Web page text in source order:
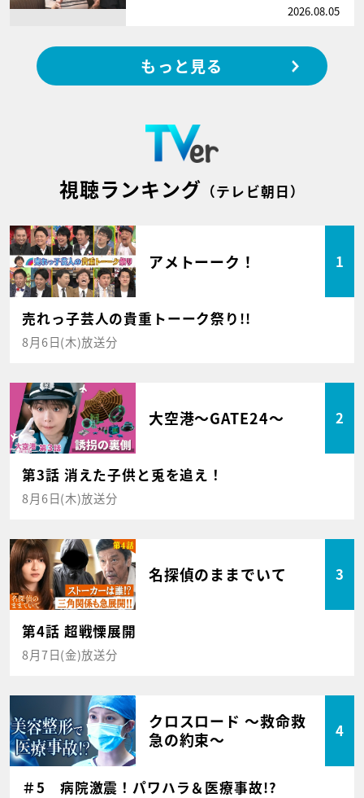
2026.08.05
もっと見る
視聴ランキング （テレビ朝日）
アメトーーク！ 1
売れっ子芸人の貴重トーーク祭り!!
8月6日(木)放送分
大空港～GATE24～ 2
第3話 消えた子供と兎を追え！
8月6日(木)放送分
名探偵のままでいて 3
第4話 超戦慄展開
8月7日(金)放送分
クロスロード ～救命救
急の約束～
4
＃5 病院激震！パワハラ＆医療事故!?